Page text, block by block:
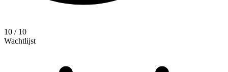
10 / 10
Wachtlijst